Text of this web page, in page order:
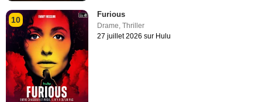
10
Furious
Drame,Thriller
27 juillet 2026 sur Hulu